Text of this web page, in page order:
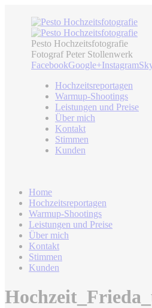
Pesto Hochzeitsfotografie
Fotograf Peter Stollenwerk
FacebookGoogle+Instagram
Hochzeitsreportagen
Warmup-Shootings
Leistungen und Preise
Über mich
Kontakt
Stimmen
Kunden
Home
Hochzeitsreportagen
Warmup-Shootings
Leistungen und Preise
Über mich
Kontakt
Stimmen
Kunden